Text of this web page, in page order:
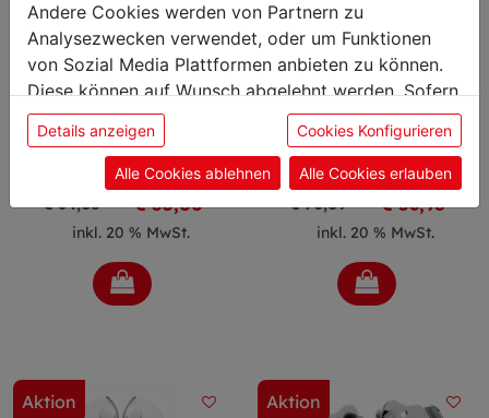
Rucksack
Dick Academy mit WHSF
Logo
Artikelnummer: 003035
€ 64,08 € 30,00
inkl. 20 % MwSt.
Santoku
ActiveCut 18cm
Artikelnummer: 002126
€ 70,09 € 56,98
inkl. 20 % MwSt.
Aktion Aktion
Andere Cookies werden von Partnern zu
Analysezwecken verwendet, oder um Funktionen
von Sozial Media Plattformen anbieten zu können.
Diese können auf Wunsch abgelehnt werden. Sofern
sie unsere Webseite weiter nutzen, geben Sie
Einwilligung zu unseren Cookies.
Details anzeigen Cookies Konfigurieren
Alle Cookies ablehnen Alle Cookies erlauben